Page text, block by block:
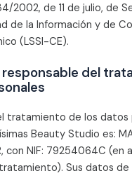
2002, de 11 de julio, de
de la Información y de
(LSSI-CE).
del
tratamiento de los datos
Beauty Studio es:
, con NIF: 79254064C (en
Sus datos